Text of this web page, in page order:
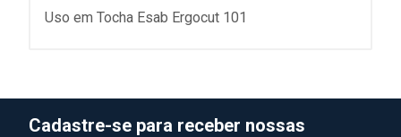
Uso em Tocha Esab Ergocut 101
Cadastre-se para receber nossas